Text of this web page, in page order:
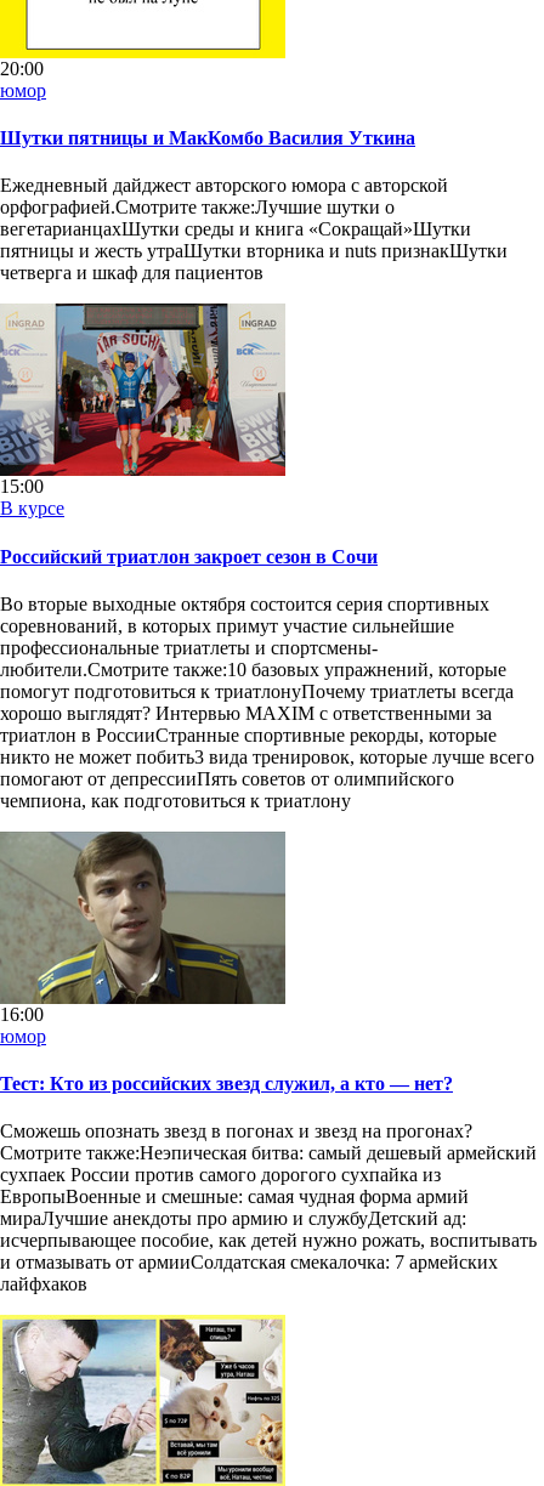
20:00
юмор
Шутки пятницы и МакКомбо Василия Уткина
Ежедневный дайджест авторского юмора с авторской
орфографией.Смотрите также:Лучшие шутки о
вегетарианцахШутки среды и книга «Сокращай»Шутки
пятницы и жесть утраШутки вторника и nuts признакШутки
четверга и шкаф для пациентов
15:00
В курсе
Российский триатлон закроет сезон в Сочи
Во вторые выходные октября состоится серия спортивных
соревнований, в которых примут участие сильнейшие
профессиональные триатлеты и спортсмены-
любители.Смотрите также:10 базовых упражнений, которые
помогут подготовиться к триатлонуПочему триатлеты всегда
хорошо выглядят? Интервью MAXIM c ответственными за
триатлон в РоссииСтранные спортивные рекорды, которые
никто не может побить3 вида тренировок, которые лучше всего
помогают от депрессииПять советов от олимпийского
чемпиона, как подготовиться к триатлону
16:00
юмор
Тест: Кто из российских звезд служил, а кто — нет?
Сможешь опознать звезд в погонах и звезд на прогонах?
Смотрите также:Неэпическая битва: самый дешевый армейский
сухпаек России против самого дорогого сухпайка из
ЕвропыВоенные и смешные: самая чудная форма армий
мираЛучшие анекдоты про армию и службуДетский ад:
исчерпывающее пособие, как детей нужно рожать, воспитывать
и отмазывать от армииСолдатская смекалочка: 7 армейских
лайфхаков